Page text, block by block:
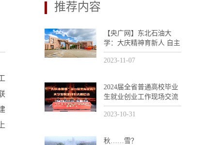
推荐内容
【央广网】东北石油大
学：大庆精神育新人 自主
创新助发展
2023-11-07
2024届全省普通高校毕业
生就业创业工作现场交流
活动暨“大庆油田杯”第11
届黑龙江省大学生职业规
开
2023-10-31
秋……雪？